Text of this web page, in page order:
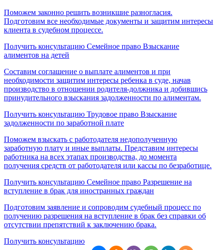
Поможем законно решить возникшие разногласия.
Подготовим все необходимые документы и защитим интересы
клиента в судебном процессе.
Получить консультацию Семейное право Взыскание
алиментов на детей
Составим соглашение о выплате алиментов и при
необходимости защитим интересы ребенка в суде, начав
производство в отношении родителя-должника и добившись
принудительного взыскания задолженности по алиментам.
Получить консультацию Трудовое право Взыскание
задолженности по заработной плате
Поможем взыскать с работодателя недополученную
заработную плату и иные выплаты. Представим интересы
работника на всех этапах производства, до момента
получения средств от работодателя или кассы по безработице.
Получить консультацию Семейное право Разрешение на
вступление в брак для иностранных граждан
Подготовим заявление и сопроводим судебный процесс по
получению разрешения на вступление в брак без справки об
отсутствии препятствий к заключению брака.
Получить консультацию